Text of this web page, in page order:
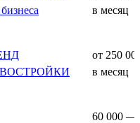
в месяц
от 250
в месяц
60 000 —